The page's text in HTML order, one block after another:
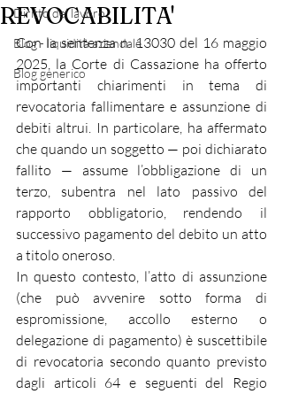
Diritto del lavoro
Blog - liquidità aziendale
Blog generico
REVOCABILITA'
Con la sentenza n. 13030 del 16 maggio
2025, la Corte di Cassazione ha offerto
importanti chiarimenti in tema di
revocatoria fallimentare e assunzione di
debiti altrui. In particolare, ha affermato
che quando un soggetto — poi dichiarato
fallito — assume l’obbligazione di un
terzo, subentra nel lato passivo del
rapporto obbligatorio, rendendo il
successivo pagamento del debito un atto
a titolo oneroso.
In questo contesto, l’atto di assunzione
(che può avvenire sotto forma di
espromissione, accollo esterno o
delegazione di pagamento) è suscettibile
di revocatoria secondo quanto previsto
dagli articoli 64 e seguenti del Regio